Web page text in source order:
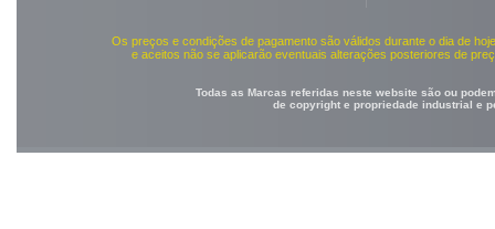
Os preços e condições de pagamento são válidos durante o dia de
e aceitos não se aplicarão eventuais alterações posteriores de
Todas as Marcas referidas neste website são ou
de copyright e propriedade industrial e